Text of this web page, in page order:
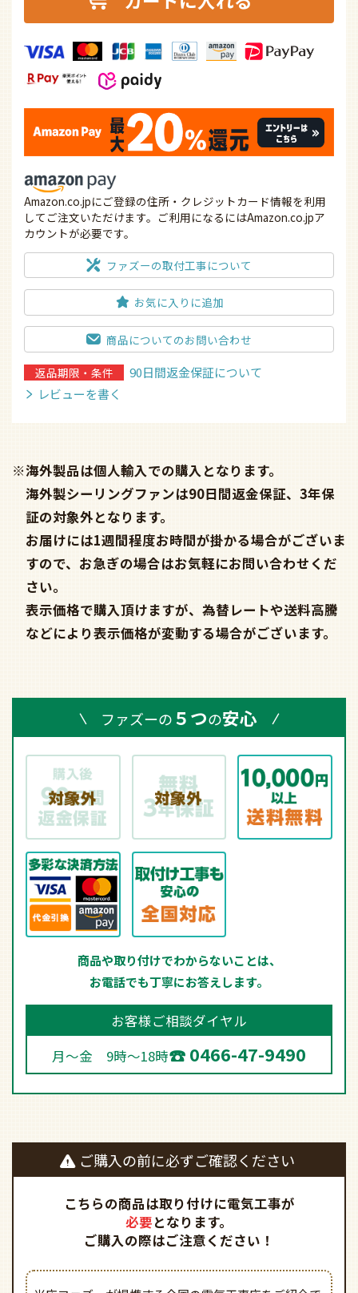
Amazon.co.jpにご登録の住所・クレジットカード情報を利用
してご注文いただけます。ご利用になるにはAmazon.co.jpア
カウントが必要です。
ファズーの取付工事について
お気に入りに追加
商品についてのお問い合わせ
返品期限・条件
90日間返金保証について
レビューを書く
※海外製品は個人輸入での購入となります。
海外製シーリングファンは90日間返金保証、3年保
証の対象外となります。
お届けには1週間程度お時間が掛かる場合がございま
すので、お急ぎの場合はお気軽にお問い合わせくだ
さい。
表示価格で購入頂けますが、為替レートや送料高騰
などにより表示価格が変動する場合がございます。
ファズーの５つの安心
商品や取り付けでわからないことは、
お電話でも丁寧にお答えします。
お客様ご相談ダイヤル
月～金 9時～18時
0466-47-9490
ご購入の前に必ずご確認ください
こちらの商品は取り付けに電気工事が
必要となります。
ご購入の際はご注意ください！